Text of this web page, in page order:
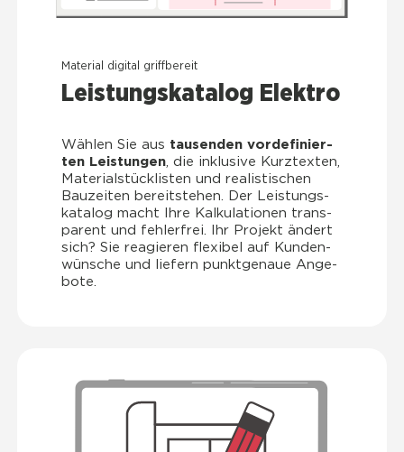
Mate­ri­al digi­tal griff­be­reit
Leis­tungs­ka­ta­log Elek­tro
Wäh­len Sie aus tau­sen­den vor­de­fi­nier­
ten Leis­tun­gen, die inklu­si­ve Kurz­tex­ten,
Mate­ri­al­stück­lis­ten und rea­lis­ti­schen
Bau­zei­ten bereit­ste­hen. Der Leis­tungs­
ka­ta­log macht Ihre Kal­ku­la­tio­nen trans­
pa­rent und feh­ler­frei. Ihr Pro­jekt ändert
sich? Sie reagie­ren fle­xi­bel auf Kun­den­
wün­sche und lie­fern punkt­ge­naue Ange­
bo­te.